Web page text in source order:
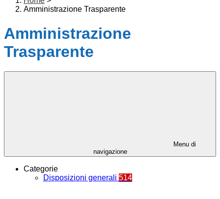
Amministrazione Trasparente
Amministrazione
Trasparente
Menu di
navigazione
Categorie
Disposizioni generali 514